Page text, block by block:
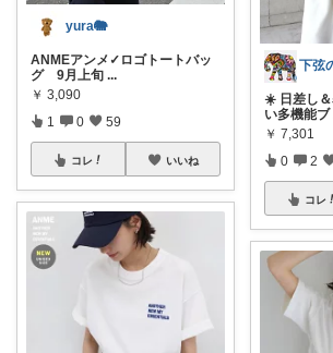
yura🐘
ANMEアンメ✓ロゴトートバッ
グ 9月上旬 ...
￥ 3,090
1 0 59
コレ いいね
☀️ 日差し＆
い多機能ブ
￥ 7,301
0 2
コレ